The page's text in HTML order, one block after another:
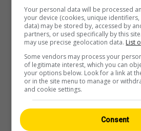
Your personal data will be processed
your device (cookies, unique
data) may be stored by, accessed by
partners, or used specifically by this
may use precise geolocation data. List
Some vendors may process your
of legitimate interest, which you can
your options below. Look for a link at
or in the site menu to manage or
and cookie settings.
Consent